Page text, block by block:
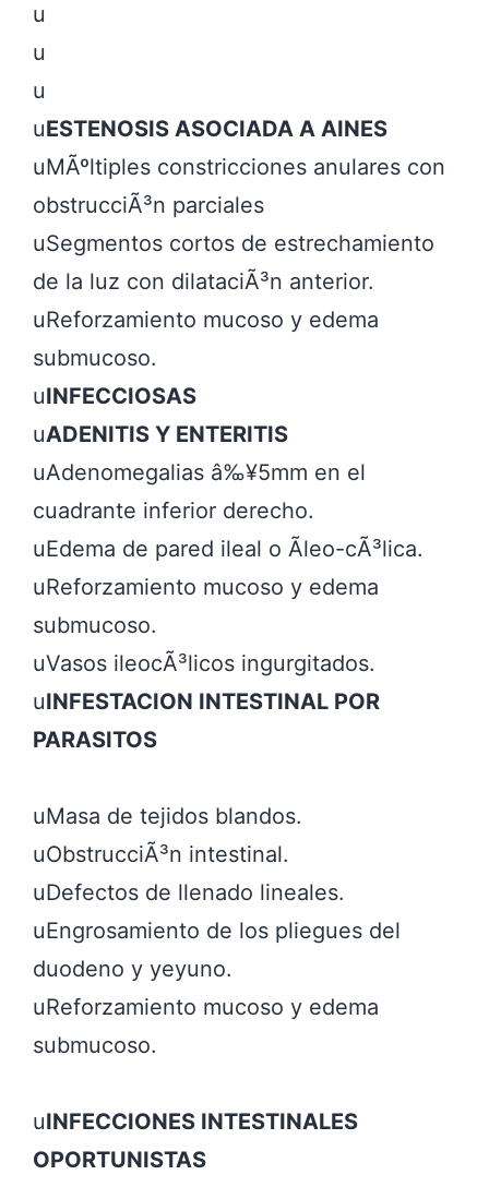
u
u
u
uESTENOSIS ASOCIADA A AINES
uMÃºltiples constricciones anulares con
obstrucciÃ³n parciales
uSegmentos cortos de estrechamiento
de la luz con dilataciÃ³n anterior.
uReforzamiento mucoso y edema
submucoso.
uINFECCIOSAS
uADENITIS Y ENTERITIS
uAdenomegalias â‰¥5mm en el
cuadrante inferior derecho.
uEdema de pared ileal o Ã­leo-cÃ³lica.
uReforzamiento mucoso y edema
submucoso.
uVasos ileocÃ³licos ingurgitados.
uINFESTACION INTESTINAL POR
uMasa de tejidos blandos.
uObstrucciÃ³n intestinal.
uDefectos de llenado lineales.
uEngrosamiento de los pliegues del
duodeno y yeyuno.
uReforzamiento mucoso y edema
submucoso.
uINFECCIONES INTESTINALES